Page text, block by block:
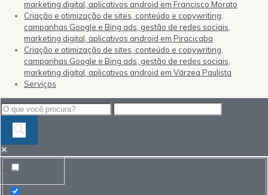
marketing digital, aplicativos android em Francisco Morato
Criação e otimização de sites, conteúdo e copywriting,
campanhas Google e Bing ads, gestão de redes sociais,
marketing digital, aplicativos android em Piracicaba
Criação e otimização de sites, conteúdo e copywriting,
campanhas Google e Bing ads, gestão de redes sociais,
marketing digital, aplicativos android em Várzea Paulista
Serviços
Mais resultados...